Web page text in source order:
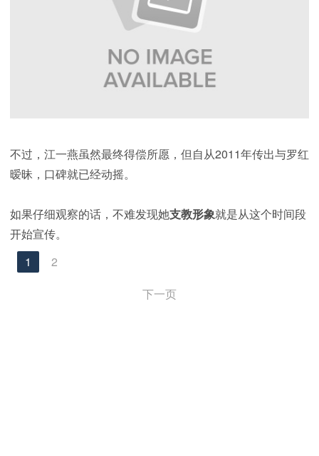
不过，江一燕虽然最终得偿所愿，但自从2011年传出与罗红
暧昧，口碑就已经动摇。
如果仔细观察的话，不难发现她支教形象就是从这个时间段
开始宣传。
1
2
下一页